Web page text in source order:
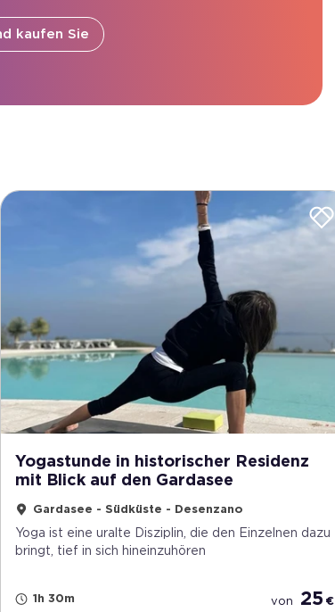
kaufen Sie
Yogastunde in historischer Residenz
mit Blick auf den Gardasee
Gardasee - Südküste - Desenzano
Yoga ist eine uralte Disziplin, die den Einzelnen dazu
bringt, tief in sich hineinzuhören
1h 30m von 25 €